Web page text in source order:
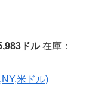
ドル在庫：
米ドル)